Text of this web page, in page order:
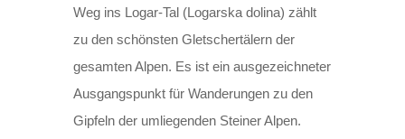
Weg ins Logar-Tal (Logarska dolina) zählt
zu den schönsten Gletschertälern der
gesamten Alpen. Es ist ein ausgezeichneter
Ausgangspunkt für Wanderungen zu den
Gipfeln der umliegenden Steiner Alpen.